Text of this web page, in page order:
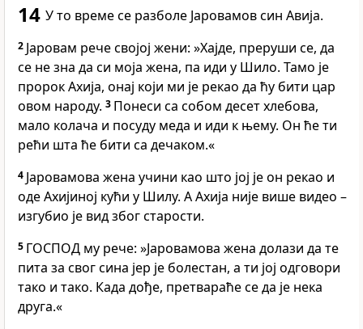
14 У то време се разболе Јаровамов син Авија.
2 Јаровам рече својој жени: »Хајде, преруши се, да
се не зна да си моја жена, па иди у Шило. Тамо је
пророк Ахија, онај који ми је рекао да ћу бити цар
овом народу. 3 Понеси са собом десет хлебова,
мало колача и посуду меда и иди к њему. Он ће ти
рећи шта ће бити са дечаком.«
4 Јаровамова жена учини као што јој је он рекао и
оде Ахијиној кући у Шилу. А Ахија није више видео –
изгубио је вид због старости.
5 ГОСПОД му рече: »Јаровамова жена долази да те
пита за свог сина јер је болестан, а ти јој одговори
тако и тако. Када дође, претвараће се да је нека
друга.«